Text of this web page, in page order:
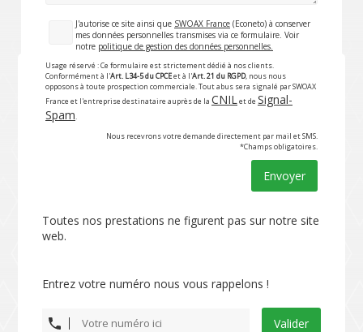
J'autorise ce site ainsi que SWOAX France (Econeto) à conserver
mes données personnelles transmises via ce formulaire. Voir
notre politique de gestion des données personnelles.
Usage réservé : Ce formulaire est strictement dédié à nos clients.
Conformément à l'Art. L34-5 du CPCEet à l'Art. 21 du RGPD, nous nous
opposons à toute prospection commerciale. Tout abus sera signalé par SWOAX
France et l'entreprise destinataire auprès de la CNILet de Signal-
Spam.
Nous recevrons votre demande directement par mail et SMS.
*Champs obligatoires.
Envoyer
Toutes nos prestations ne figurent pas sur notre site
web.
Entrez votre numéro nous vous rappelons !
Valider